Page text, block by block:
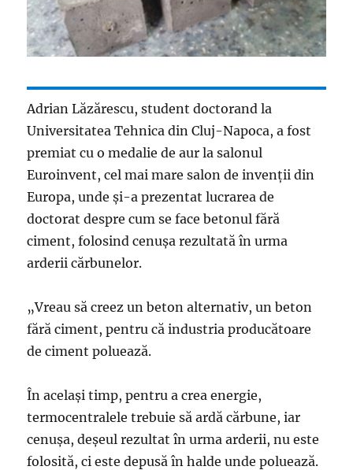
Adrian Lăzărescu, student doctorand la
Universitatea Tehnica din Cluj-Napoca, a fost
premiat cu o medalie de aur la salonul
Euroinvent, cel mai mare salon de invenţii din
Europa, unde şi-a prezentat lucrarea de
doctorat despre cum se face betonul fără
ciment, folosind cenuşa rezultată în urma
arderii cărbunelor.
„Vreau să creez un beton alternativ, un beton
fără ciment, pentru că industria producătoare
de ciment poluează.
În acelaşi timp, pentru a crea energie,
termocentralele trebuie să ardă cărbune, iar
cenuşa, deşeul rezultat în urma arderii, nu este
folosită, ci este depusă în halde unde poluează.